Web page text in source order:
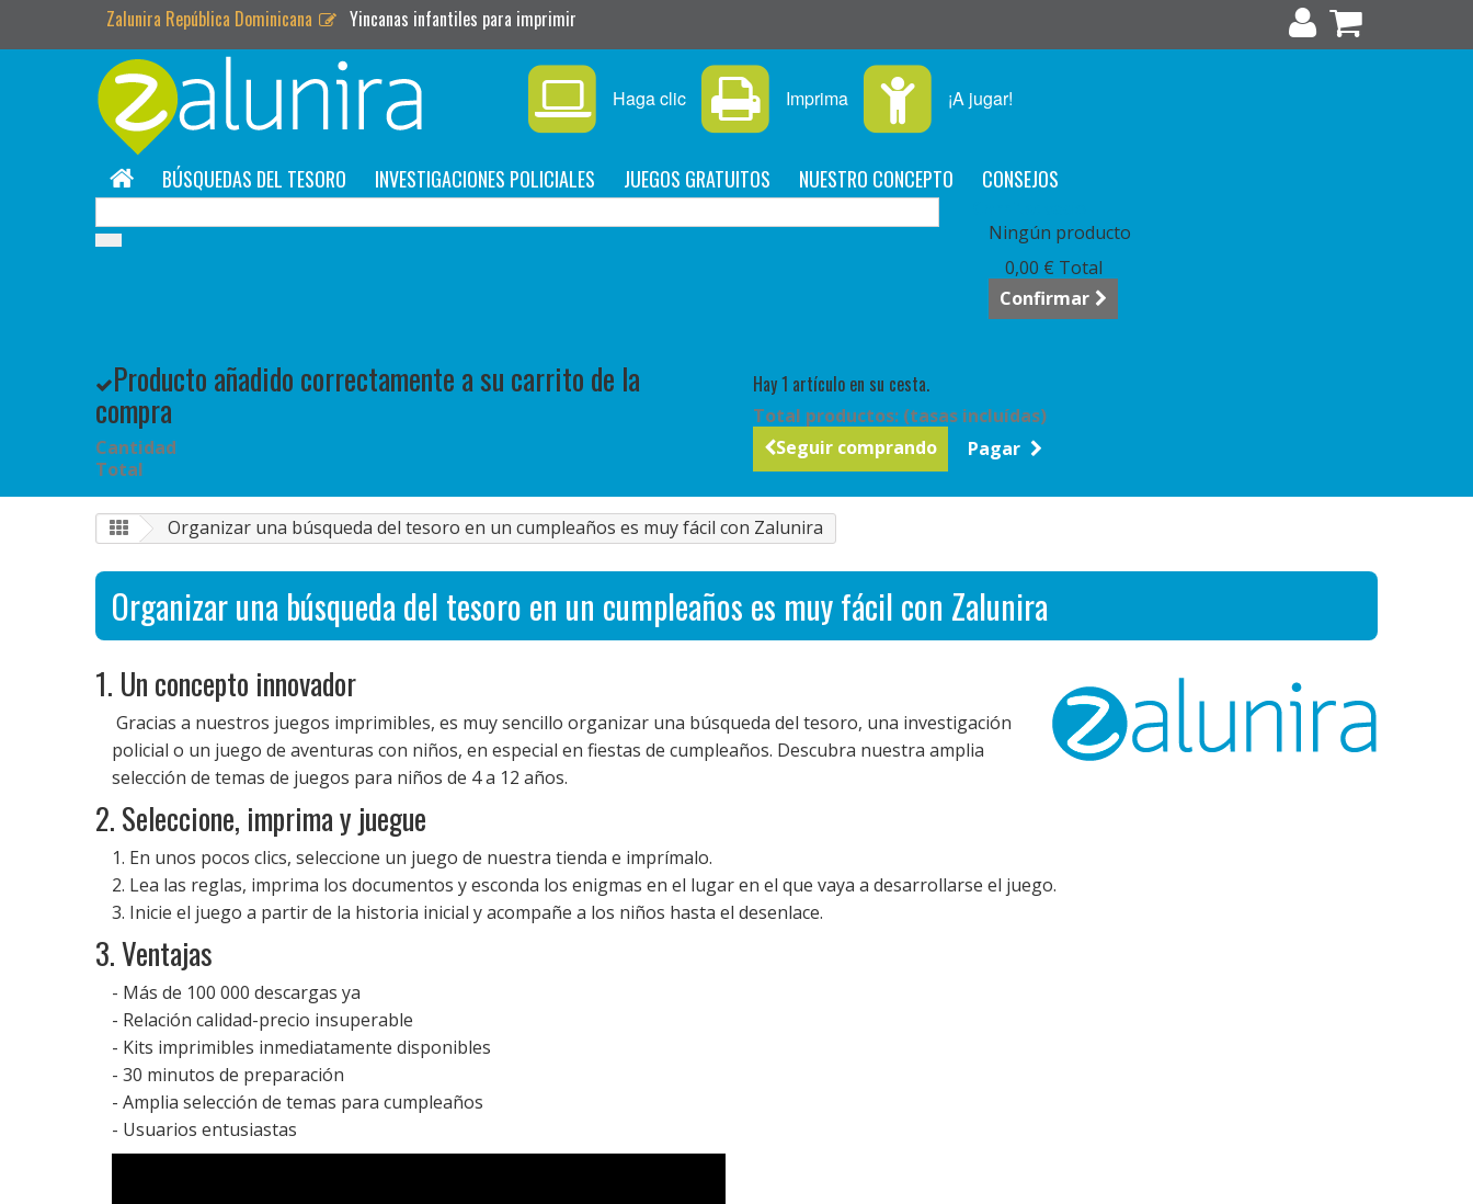
Zalunira República Dominicana Yincanas infantiles para imprimir
Haga clic Imprima ¡A jugar!
BÚSQUEDAS DEL TESORO INVESTIGACIONES POLICIALES JUEGOS GRATUITOS NUESTRO CONCEPTO CONSEJOS
Ningún producto
0,00 € Total
Confirmar
Producto añadido correctamente a su carrito de la
compra
Cantidad
Total
Hay 1 artículo en su cesta.
Total productos: (tasas incluídas)
Seguir comprando
Pagar
Organizar una búsqueda del tesoro en un cumpleaños es muy fácil con Zalunira
Organizar una búsqueda del tesoro en un cumpleaños es muy fácil con Zalunira
1. Un concepto innovador
Gracias a nuestros juegos imprimibles, es muy sencillo organizar una búsqueda del tesoro, una investigación
policial o un juego de aventuras con niños, en especial en fiestas de cumpleaños. Descubra nuestra amplia
selección de temas de juegos para niños de 4 a 12 años.
2. Seleccione, imprima y juegue
1. En unos pocos clics, seleccione un juego de nuestra tienda e imprímalo.
2. Lea las reglas, imprima los documentos y esconda los enigmas en el lugar en el que vaya a desarrollarse el juego.
3. Inicie el juego a partir de la historia inicial y acompañe a los niños hasta el desenlace.
3. Ventajas
- Más de 100 000 descargas ya
- Relación calidad-precio insuperable
- Kits imprimibles inmediatamente disponibles
- 30 minutos de preparación
- Amplia selección de temas para cumpleaños
- Usuarios entusiastas